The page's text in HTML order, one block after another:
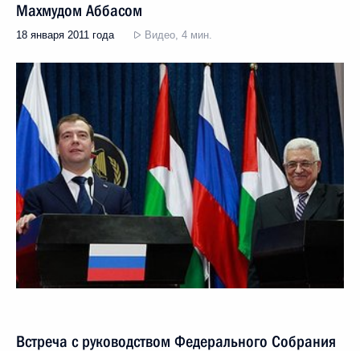
Махмудом Аббасом
18 января 2011 года Видео, 4 мин.
Встреча с руководством Федерального Собрания